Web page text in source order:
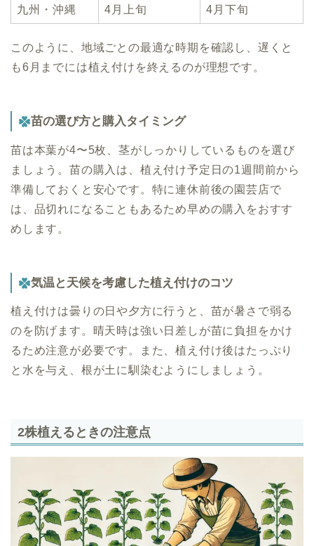
九州・沖縄 4月上旬 4月下旬
このように、地域ごとの最適な時期を確認し、遅くと
も6月までには植え付けを終えるのが理想です。
苗の選び方と購入タイミング
苗は本葉が4〜5枚、茎がしっかりしているものを選び
ましょう。苗の購入は、植え付け予定日の1週間前から
準備しておくと安心です。特に連休前後の園芸店で
は、品切れになることもあるため早めの購入をおすす
めします。
気温と天候を考慮した植え付けのコツ
植え付けは曇りの日や夕方に行うと、苗が暑さで弱る
のを防げます。晴天時は強い日差しが苗に負担をかけ
るため注意が必要です。また、植え付け後はたっぷり
と水を与え、根が土に馴染むようにしましょう。
2株植えるときの注意点